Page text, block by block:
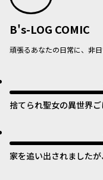
B's-LOG COMIC
頑張るあなたの日常に、非
捨てられ聖女の異世界ご
家を追い出されました